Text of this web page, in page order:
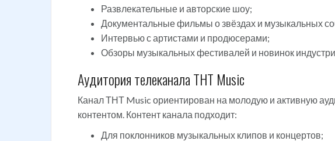
Развлекательные и авторские шоу;
Документальные фильмы о звёздах и музыкальных
Интервью с артистами и продюсерами;
Обзоры музыкальных фестивалей и новинок
Аудитория телеканала ТНТ Music
Канал ТНТ Music ориентирован на молодую и активную
контентом. Контент канала подходит:
Для поклонников музыкальных клипов и концертов;